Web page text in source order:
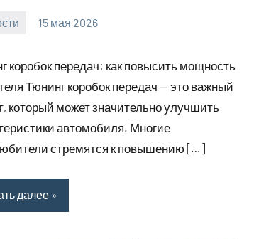
15 мая 2026
коробок передач: как повысить мощность
Тюнинг коробок передач — это важный
который может значительно улучшить
автомобиля. Многие
стремятся к повышению […]
далее